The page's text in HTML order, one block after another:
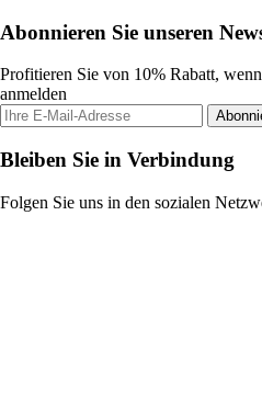
Abonnieren Sie unseren
Profitieren Sie von 10% Rabatt,
anmelden
Bleiben Sie in Verbindung
Folgen Sie uns in den sozialen